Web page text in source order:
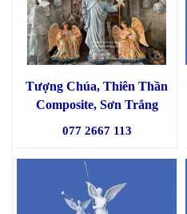
Tượng Chúa, Thiên Thần
Composite, Sơn Trắng
077 2667 113